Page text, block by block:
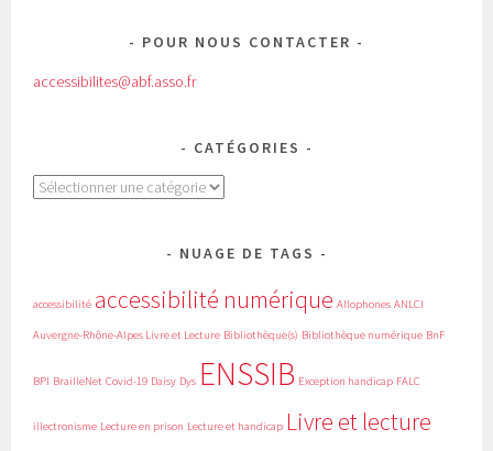
POUR NOUS CONTACTER
accessibilites@abf.asso.fr
CATÉGORIES
Catégories
NUAGE DE TAGS
accessibilité accessibilité numérique Allophones ANLCI
Auvergne-Rhône-Alpes Livre et Lecture Bibliothèque(s) Bibliothèque numérique BnF
BPI BrailleNet Covid-19 Daisy Dys ENSSIB Exception handicap FALC
illectronisme Lecture en prison Lecture et handicap Livre et lecture